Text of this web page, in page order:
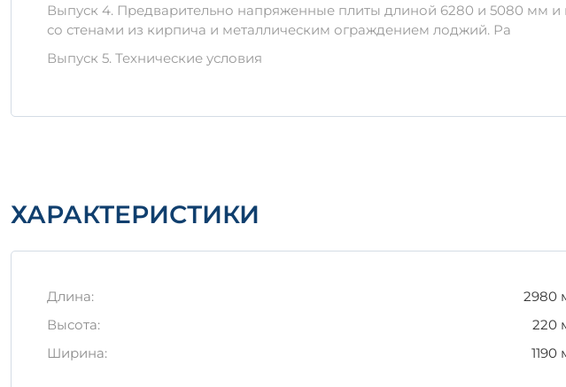
Хранить плиты на ровной поверхности, защищая от механических
Избегать длительного воздействия влаги на поверхность изделий.
Транспортировать в вертикальном положении с использованием
Выпуск 4. Предварительно напряженные плиты длиной 6280 и 5080 мм
со стенами из кирпича и металлическим ограждением лоджий. Ра
Выпуск 5. Технические условия
ХАРАКТЕРИСТИКИ
Длина:
2980
Высота:
220
Ширина:
1190